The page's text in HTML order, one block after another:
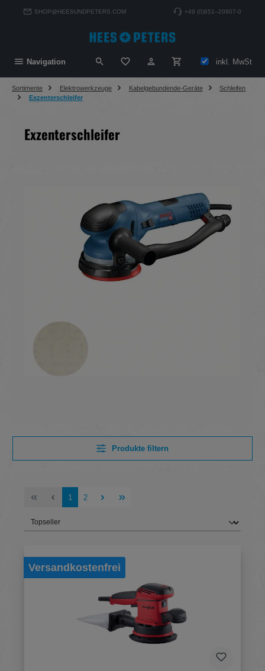
springenSHOP@HEESUNDPETERS.COM +49 (0)651–20907-0
Navigation Du hast 0 Produkte auf deminkl. MwSt
Sortimente Elektrowerkzeuge Kabelgebundende-Geräte
Schleifen
Exzenterschleifer
Exzenterschleifer
Produkte filtern
Seite
1 Seite
2
Versandkostenfrei